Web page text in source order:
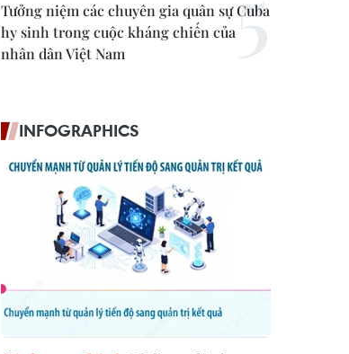
Tưởng niệm các chuyên gia quân sự Cuba
hy sinh trong cuộc kháng chiến của
nhân dân Việt Nam
INFOGRAPHICS